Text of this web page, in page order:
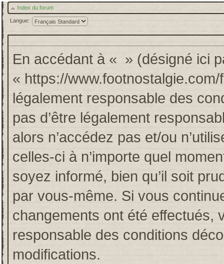
Index du forum
Langue:
En accédant à « » (désigné ici
« https://
légalement responsable des
pas d’être légalement
alors n’accédez pas et/ou
celles-ci à n’importe quel
soyez informé, bien qu’il soit
par vous-même. Si vous
changements ont été effectués,
responsable des conditions
modifications.